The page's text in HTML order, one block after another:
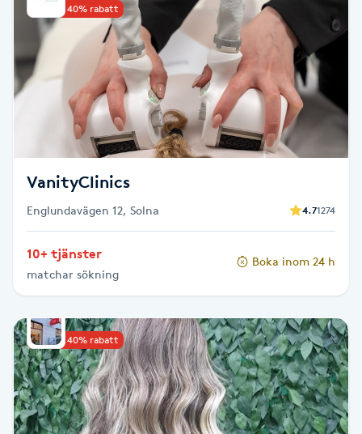
Laserbehandling
Lashlift Keratin
LED-ljusterapi
Liktornar
LPG
LPG-behandling
LPG-massage
Luggklippning
Lymfmassage
Läpptatuering
Upp till 40% rabatt
VanityClinics
Englundavägen 12, Solna 4.71274
10+ tjänster
matchar sökning
Boka inom 24 h
Upp till 40% rabatt